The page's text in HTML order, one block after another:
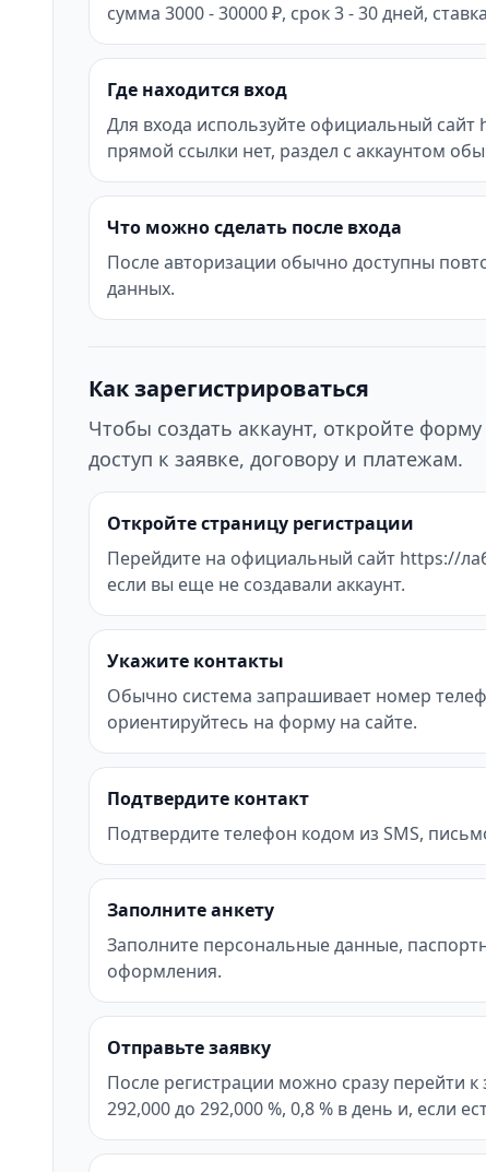
сумма 3000 - 30000 ₽, срок 3 - 30 дней,
Где находится вход
Для входа используйте официальный
прямой ссылки нет, раздел с аккаунтом
Что можно сделать после входа
После авторизации обычно доступны
данных.
Как зарегистрироваться
Чтобы создать аккаунт, откройте
доступ к заявке, договору и платежам.
Откройте страницу регистрации
Перейдите на официальный сайт https://
если вы еще не создавали аккаунт.
Укажите контакты
Обычно система запрашивает номер
ориентируйтесь на форму на сайте.
Подтвердите контакт
Подтвердите телефон кодом из SMS,
Заполните анкету
Заполните персональные данные,
оформления.
Отправьте заявку
После регистрации можно сразу перейти
292,000 до 292,000 %, 0,8 % в день и, если